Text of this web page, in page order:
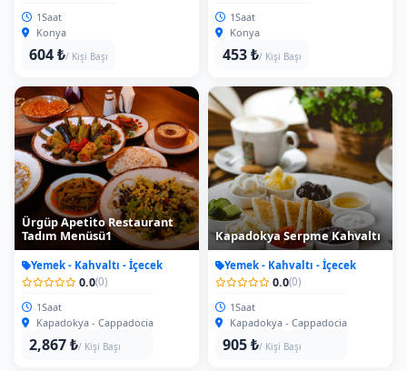
1Saat
Konya
604 ₺/ Kişi Başı
1Saat
Konya
453 ₺/ Kişi Başı
Ürgüp Apetito Restaurant
Tadım Menüsü1
Yemek - Kahvaltı - İçecek
0.0(0)
1Saat
Kapadokya - Cappadocia
2,867 ₺/ Kişi Başı
Kapadokya Serpme Kahvaltı
Yemek - Kahvaltı - İçecek
0.0(0)
1Saat
Kapadokya - Cappadocia
905 ₺/ Kişi Başı